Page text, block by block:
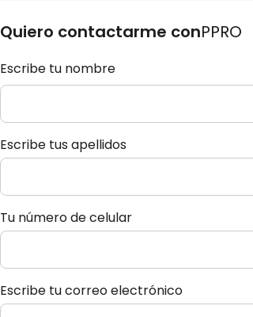
Quiero contactarme conPPRO
Escribe tu nombre
Escribe tus apellidos
Tu número de celular
Escribe tu correo electrónico